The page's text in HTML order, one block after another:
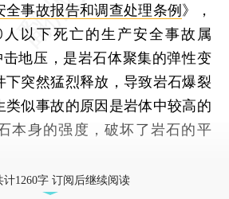
全事故报告和调查处理条例 》，
以下死亡的生产安全事故属
击地压，是岩石体聚集的弹性变
下突然猛烈释放，导致岩石爆裂
类似事故的原因是岩体中较高的
本身的强度，破坏了岩石的平
计1260字 订阅后继续阅读